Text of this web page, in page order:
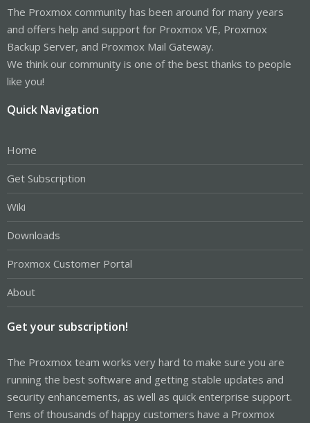
The Proxmox community has been around for many years
and offers help and support for Proxmox VE, Proxmox
Backup Server, and Proxmox Mail Gateway.
We think our community is one of the best thanks to people
like you!
Quick Navigation
Home
Get Subscription
Wiki
Downloads
Proxmox Customer Portal
About
Get your subscription!
The Proxmox team works very hard to make sure you are
running the best software and getting stable updates and
security enhancements, as well as quick enterprise support.
Tens of thousands of happy customers have a Proxmox